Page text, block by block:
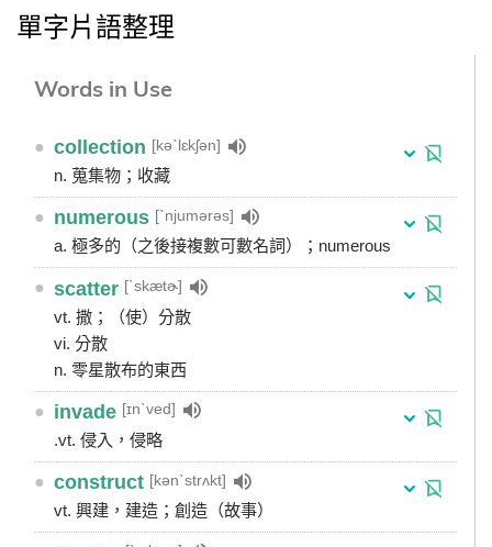
單字片語整理
Words in Use
● collection [kəˋlɛkʃən]
n. 蒐集物；收藏
● numerous [ˋnjumərəs]
a. 極多的（之後接複數可數名詞）；numerous
● scatter [ˋskætɚ]
vt. 撒；（使）分散
vi. 分散
n. 零星散布的東西
● invade [ɪnˋved]
.vt. 侵入，侵略
● construct [kənˋstrʌkt]
vt. 興建，建造；創造（故事）